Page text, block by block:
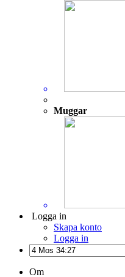
Muggar
Logga in
Skapa konto
Logga in
Om